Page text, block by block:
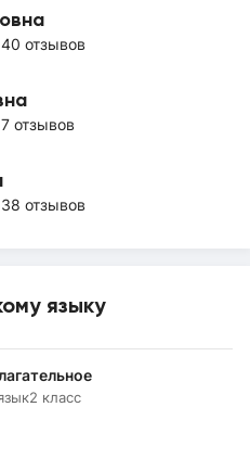
40 отзывов
7 отзывов
38 отзывов
языку
2 класс